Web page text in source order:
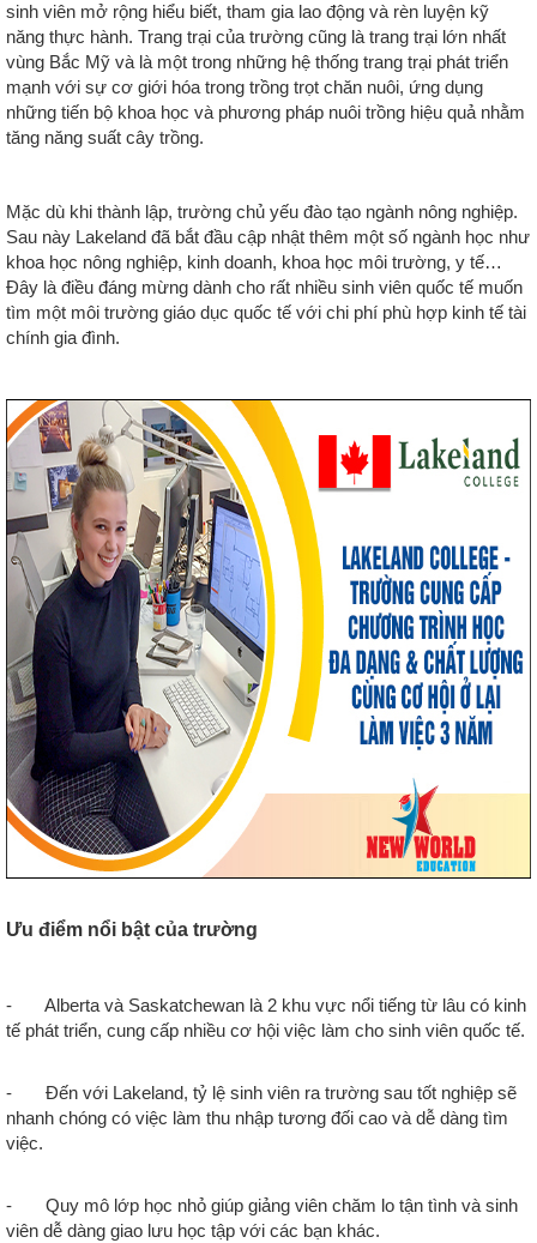
sinh viên mở rộng hiểu biết, tham gia lao động và rèn luyện kỹ
năng thực hành. Trang trại của trường cũng là trang trại lớn nhất
vùng Bắc Mỹ và là một trong những hệ thống trang trại phát triển
mạnh với sự cơ giới hóa trong trồng trọt chăn nuôi, ứng dụng
những tiến bộ khoa học và phương pháp nuôi trồng hiệu quả nhằm
tăng năng suất cây trồng.
Mặc dù khi thành lập, trường chủ yếu đào tạo ngành nông nghiệp.
Sau này Lakeland đã bắt đầu cập nhật thêm một số ngành học như
khoa học nông nghiệp, kinh doanh, khoa học môi trường, y tế…
Đây là điều đáng mừng dành cho rất nhiều sinh viên quốc tế muốn
tìm một môi trường giáo dục quốc tế với chi phí phù hợp kinh tế tài
chính gia đình.
Ưu điểm nổi bật của trường
- Alberta và Saskatchewan là 2 khu vực nổi tiếng từ lâu có kinh
tế phát triển, cung cấp nhiều cơ hội việc làm cho sinh viên quốc tế.
- Đến với Lakeland, tỷ lệ sinh viên ra trường sau tốt nghiệp sẽ
nhanh chóng có việc làm thu nhập tương đối cao và dễ dàng tìm
việc.
- Quy mô lớp học nhỏ giúp giảng viên chăm lo tận tình và sinh
viên dễ dàng giao lưu học tập với các bạn khác.